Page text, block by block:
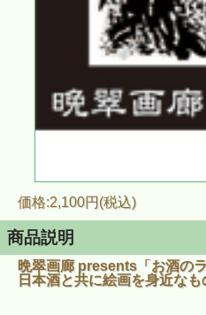
価格:2,100円(税込)
商品説明
晩翠画廊 presents「お酒の
日本酒と共に絵画を身近な